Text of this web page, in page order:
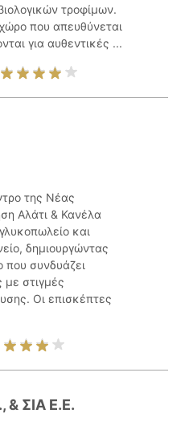
τροφίμων.
που απευθύνεται
για αυθεντικές ...
της Νέας
Αλάτι & Κανέλα
και
δημιουργώντας
που συνδυάζει
με στιγμές
Οι επισκέπτες
ΣΙΑ Ε.Ε.